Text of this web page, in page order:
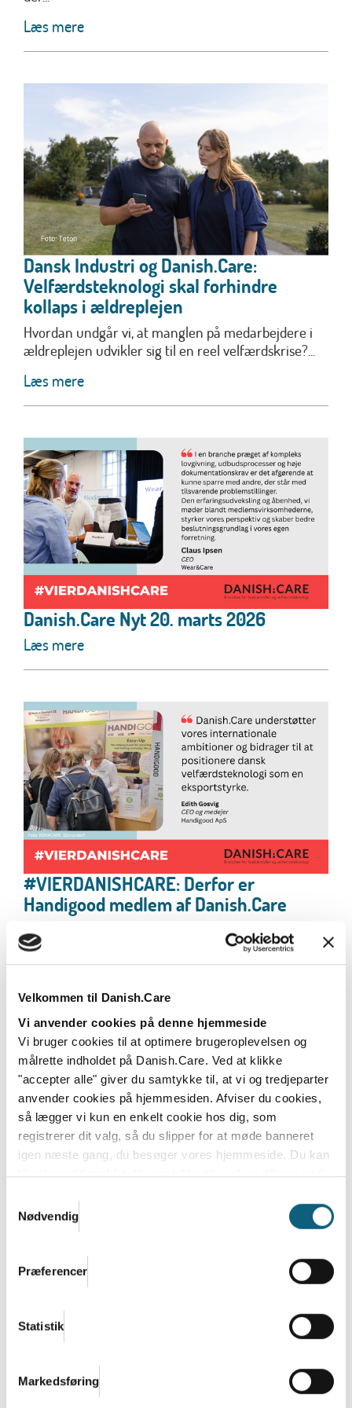
Velkommen til Danish.Care
Vi anvender cookies på denne hjemmeside
Vi bruger cookies til at optimere brugeroplevelsen og
målrette indholdet på Danish.Care. Ved at klikke
"accepter alle" giver du samtykke til, at vi og tredjeparter
anvender cookies på hjemmesiden. Afviser du cookies,
så lægger vi kun en enkelt cookie hos dig, som
registrerer dit valg, så du slipper for at møde banneret
igen næste gang, du besøger vores hjemmeside. Du kan
til enhver tid trække dit samtykke til cookies tilbage ved
Danish.Cares privatlivs- og cookiepolitik
Nødvendig
Præferencer
Statistik
Markedsføring
Læs mere
Dansk Industri og Danish.Care:
Velfærdsteknologi skal forhindre
kollaps i ældreplejen
Hvordan undgår vi, at manglen på medarbejdere i
ældreplejen udvikler sig til en reel velfærdskrise?...
Læs mere
Danish.Care Nyt 20. marts 2026
Læs mere
#VIERDANISHCARE: Derfor er
Handigood medlem af Danish.Care
Handigood er medlem af Danish.Care for at styrke
rammerne for dansk velfærdsteknologi, og for at...
Danish.Care Nyt 6. marts 2026